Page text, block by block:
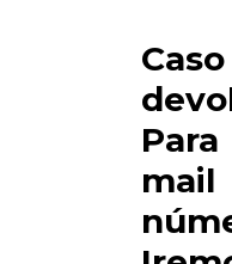
mail